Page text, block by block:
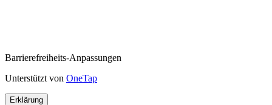
Barrierefreiheits-Anpassungen
Unterstützt von OneTap
Erklärung